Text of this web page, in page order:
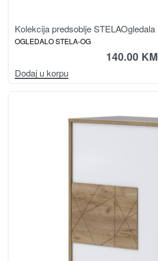
Kolekcija predsoblje STELAOgledala
OGLEDALO STELA-OG
140.00 KM
Dodaj u korpu